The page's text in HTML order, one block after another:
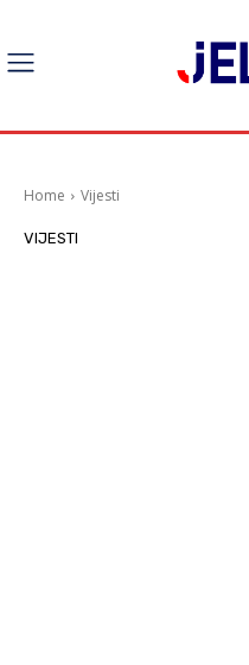
Home Vijesti
VIJESTI